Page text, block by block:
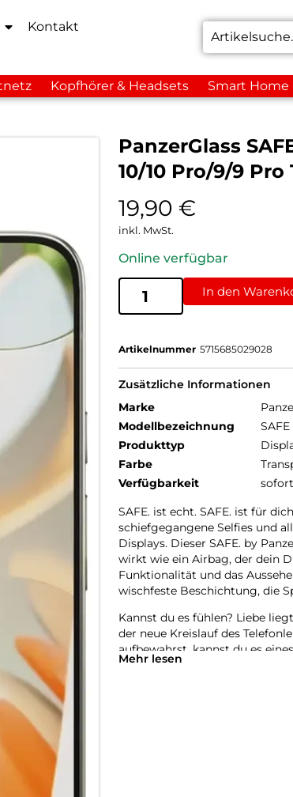
Kontakt
Kopfhörer & Headsets Smart Home
PanzerGlass
10/10 Pro/9/9
19,90 €
inkl. MwSt.
Online verfügbar
In den
Artikelnummer 5715685029028
Zusätzliche Informationen
Marke
Modellbezeichnung
Produkttyp
Farbe
Verfügbarkeit
SAFE. ist echt. SAFE. ist für
schiefgegangene Selfies und
Displays. Dieser SAFE. by
wirkt wie ein Airbag, der dein
Funktionalität und das
wischfeste Beschichtung, die
Kannst du es fühlen? Liebe
der neue Kreislauf des
aufbewahrst, kannst du es
der es genauso lieben wird wie
Mehr lesen